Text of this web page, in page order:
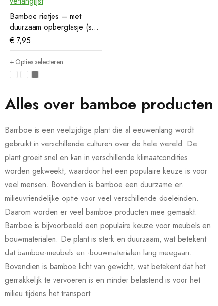
Bamboe rietjes – met
duurzaam opbergtasje (set
van 6)
€ 7,95
Opties selecteren
Alles over bamboe producten
Bamboe is een veelzijdige plant die al eeuwenlang wordt
gebruikt in verschillende culturen over de hele wereld. De
plant groeit snel en kan in verschillende klimaatcondities
worden gekweekt, waardoor het een populaire keuze is voor
veel mensen. Bovendien is bamboe een duurzame en
milieuvriendelijke optie voor veel verschillende doeleinden.
Daarom worden er veel bamboe producten mee gemaakt.
Bamboe is bijvoorbeeld een populaire keuze voor meubels en
bouwmaterialen. De plant is sterk en duurzaam, wat betekent
dat bamboe-meubels en -bouwmaterialen lang meegaan.
Bovendien is bamboe licht van gewicht, wat betekent dat het
gemakkelijk te vervoeren is en minder belastend is voor het
milieu tijdens het transport.